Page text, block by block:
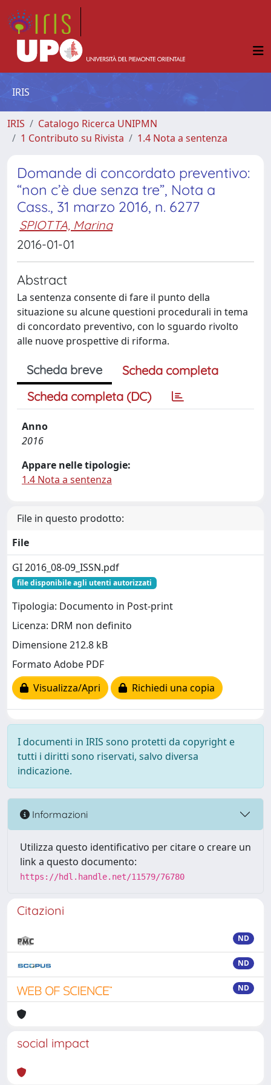
IRIS
IRIS
Catalogo Ricerca UNIPMN
1 Contributo su Rivista
1.4 Nota a sentenza
Domande di concordato preventivo:
“non c’è due senza tre”, Nota a
Cass., 31 marzo 2016, n. 6277
SPIOTTA, Marina
2016-01-01
Abstract
La sentenza consente di fare il punto della
situazione su alcune questioni procedurali in tema
di concordato preventivo, con lo sguardo rivolto
alle nuove prospettive di riforma.
Scheda breve
Scheda completa
Scheda completa (DC)
Anno
2016
Appare nelle tipologie:
1.4 Nota a sentenza
File in questo prodotto:
File
GI 2016_08-09_ISSN.pdf
file disponibile agli utenti autorizzati
Tipologia: Documento in Post-print
Licenza: DRM non definito
Dimensione 212.8 kB
Formato Adobe PDF
Visualizza/Apri
Richiedi una copia
I documenti in IRIS sono protetti da copyright e
tutti i diritti sono riservati, salvo diversa
indicazione.
Informazioni
Utilizza questo identificativo per citare o creare un
link a questo documento:
https://hdl.handle.net/11579/76780
Citazioni
ND
ND
ND
social impact